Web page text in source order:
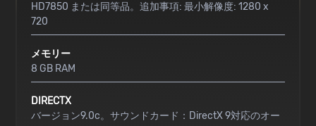
HD7850 または同等品。追加事項: 最小解像度: 1280 x
720
メモリー
8 GB RAM
DIRECTX
バージョン9.0c。サウンドカード：DirectX 9対応のオー